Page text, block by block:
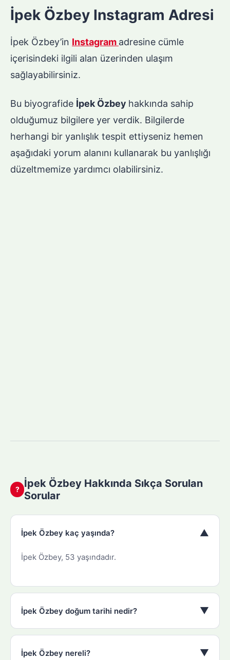
İpek Özbey Instagram Adresi
İpek Özbey’in Instagram adresine cümle
içerisindeki ilgili alan üzerinden ulaşım
sağlayabilirsiniz.
Bu biyografide İpek Özbey hakkında sahip
olduğumuz bilgilere yer verdik. Bilgilerde
herhangi bir yanlışlık tespit ettiyseniz hemen
aşağıdaki yorum alanını kullanarak bu yanlışlığı
düzeltmemize yardımcı olabilirsiniz.
?
İpek Özbey Hakkında Sıkça Sorulan
Sorular
İpek Özbey kaç yaşında? ▼
İpek Özbey, 53 yaşındadır.
İpek Özbey doğum tarihi nedir? ▼
İpek Özbey nereli? ▼